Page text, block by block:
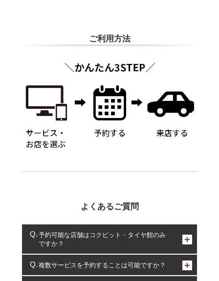
ご利用方法
よくあるご質問
予約可能な店舗はコクピット・タイヤ館のみ
ですか？
コクピット・タイヤ館のみとなります。
複数サービスを予約することは可能ですか？